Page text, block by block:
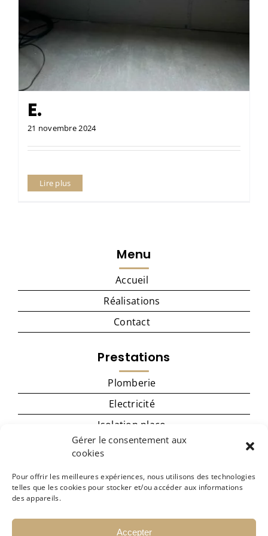
Gérer le consentement aux
cookies
Pour offrir les meilleures expériences, nous utilisons des technologies
telles que les cookies pour stocker et/ou accéder aux informations
des appareils.
Accepter
E.
21 novembre 2024
Lire plus
Menu
Accueil
Réalisations
Contact
Prestations
Plomberie
Electricité
Isolation placo
Menuiserie
Carrelage – revêtement de sol